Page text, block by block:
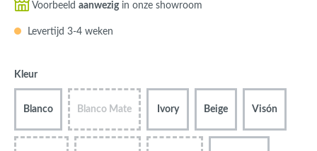
Voorbeeld aanwezigin onze showroom
Levertijd 3-4 weken
Kleur
Blanco Blanco Mate Ivory Beige Visón